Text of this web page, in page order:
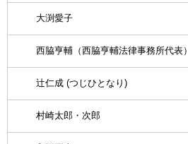
大渕愛子
西脇亨輔（西脇亨輔法律事務所代表）
辻仁成 (つじひとなり)
村崎太郎・次郎